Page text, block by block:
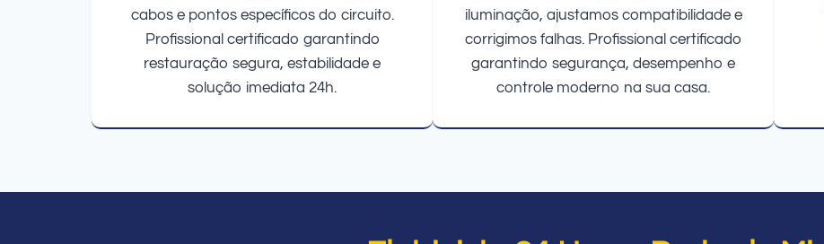
cabos e pontos específicos do circuito.
Profissional certificado garantindo
restauração segura, estabilidade e
solução imediata 24h.
iluminação, ajustamos compatibilidade e
corrigimos falhas. Profissional certificado
garantindo segurança, desempenho e
controle moderno na sua casa.